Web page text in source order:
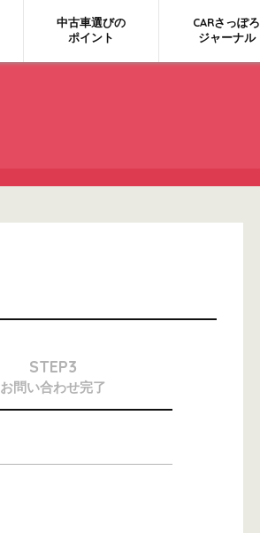
中古車選びの
ポイント
CARさっぽろ
ジャーナル
STEP3
お問い合わせ完了